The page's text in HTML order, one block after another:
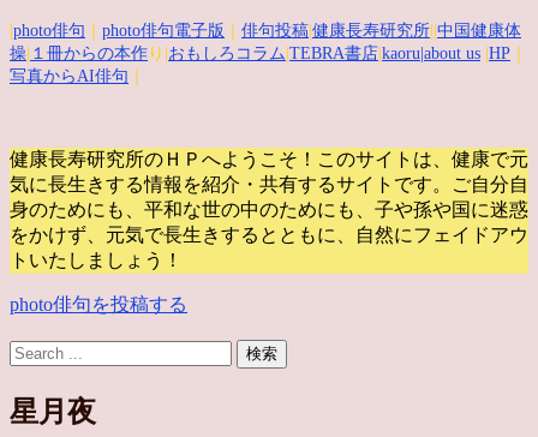
photo俳句 photo俳句電子版 俳句投稿 健康長寿研究所 中国健康体
操 １冊からの本作 り| おもしろコラム TEBRA書店 kaoru |about us HP
写真からAI俳句
健康長寿研究所のＨＰへようこそ！このサイトは、健康で元
気に長生きする情報を紹介・共有するサイトです。
ご自分自
身のためにも、平和な世の中のためにも、子や孫や国に迷惑
をかけず、元気で長生きするとともに、自然にフェイドアウ
トいたしましょう！
photo俳句を投稿する
星月夜